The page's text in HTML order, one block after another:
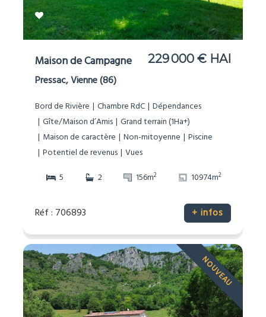
Maison de Campagne 229 000 € HAI
Pressac, Vienne (86)
Bord de Rivière Chambre RdC Dépendances
Gîte/Maison d’Amis Grand terrain (1Ha+)
Maison de caractère
Non-mitoyenne
Piscine
Potentiel de revenus Vues
5
2 156m2 10974m2
Réf : 706893 + infos
NOUVEAU